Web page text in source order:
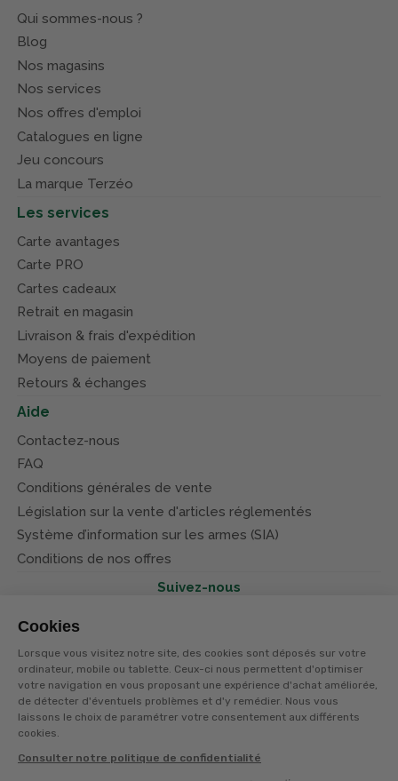
Cookies
Lorsque vous visitez notre site, des cookies sont déposés sur votre
ordinateur, mobile ou tablette. Ceux-ci nous permettent d'optimiser
votre navigation en vous proposant une expérience d'achat améliorée,
de détecter d'éventuels problèmes et d'y remédier. Nous vous
laissons le choix de paramétrer votre consentement aux différents
cookies.
Consulter notre politique de confidentialité
Qui sommes-nous ?
Blog
Nos magasins
Nos services
Nos offres d'emploi
Catalogues en ligne
Jeu concours
La marque Terzéo
Les services
Carte avantages
Carte PRO
Cartes cadeaux
Retrait en magasin
Livraison & frais d'expédition
Moyens de paiement
Retours & échanges
Aide
Contactez-nous
FAQ
Conditions générales de vente
Législation sur la vente d'articles réglementés
Système d’information sur les armes (SIA)
Conditions de nos offres
Suivez-nous
© Terres et eaux 2026
Politique de confidentialité
Mentions légales
CGV